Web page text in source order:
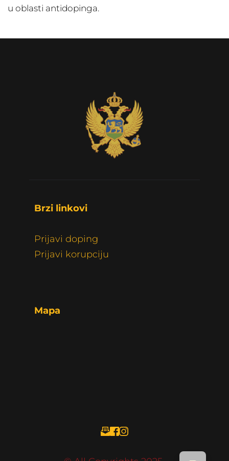
u oblasti antidopinga.
Brzi linkovi
Prijavi doping
Prijavi korupciju
Mapa